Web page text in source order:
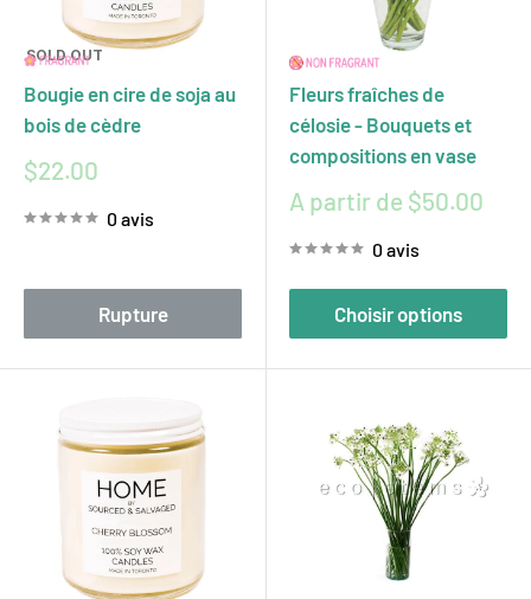
SOLD OUT
Bougie en cire de soja au
bois de cèdre
Prix
$22.00
0 avis
Rupture
Fleurs fraîches de
célosie - Bouquets et
compositions en vase
Prix
réduit
A partir de $50.00
0 avis
Choisir options